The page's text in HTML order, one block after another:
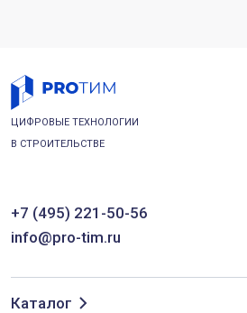
ЦИФРОВЫЕ ТЕХНОЛОГИИ
В СТРОИТЕЛЬСТВЕ
+7 (495) 221-50-56
info@pro-tim.ru
Каталог